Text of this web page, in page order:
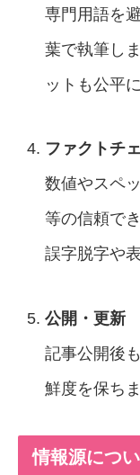
専門用語を
葉で執筆し
ットも公平
ファクトチ
数値やスペ
等の信頼で
誤字脱字や
公開・更新
記事公開後
鮮度を保ちま
情報源につ